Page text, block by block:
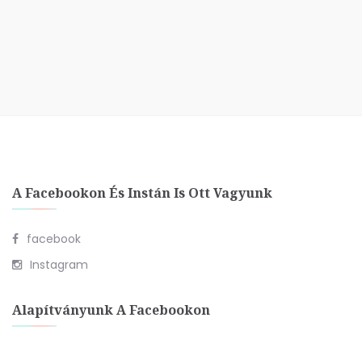
A Facebookon És Instán Is Ott Vagyunk
facebook
Instagram
Alapítványunk A Facebookon